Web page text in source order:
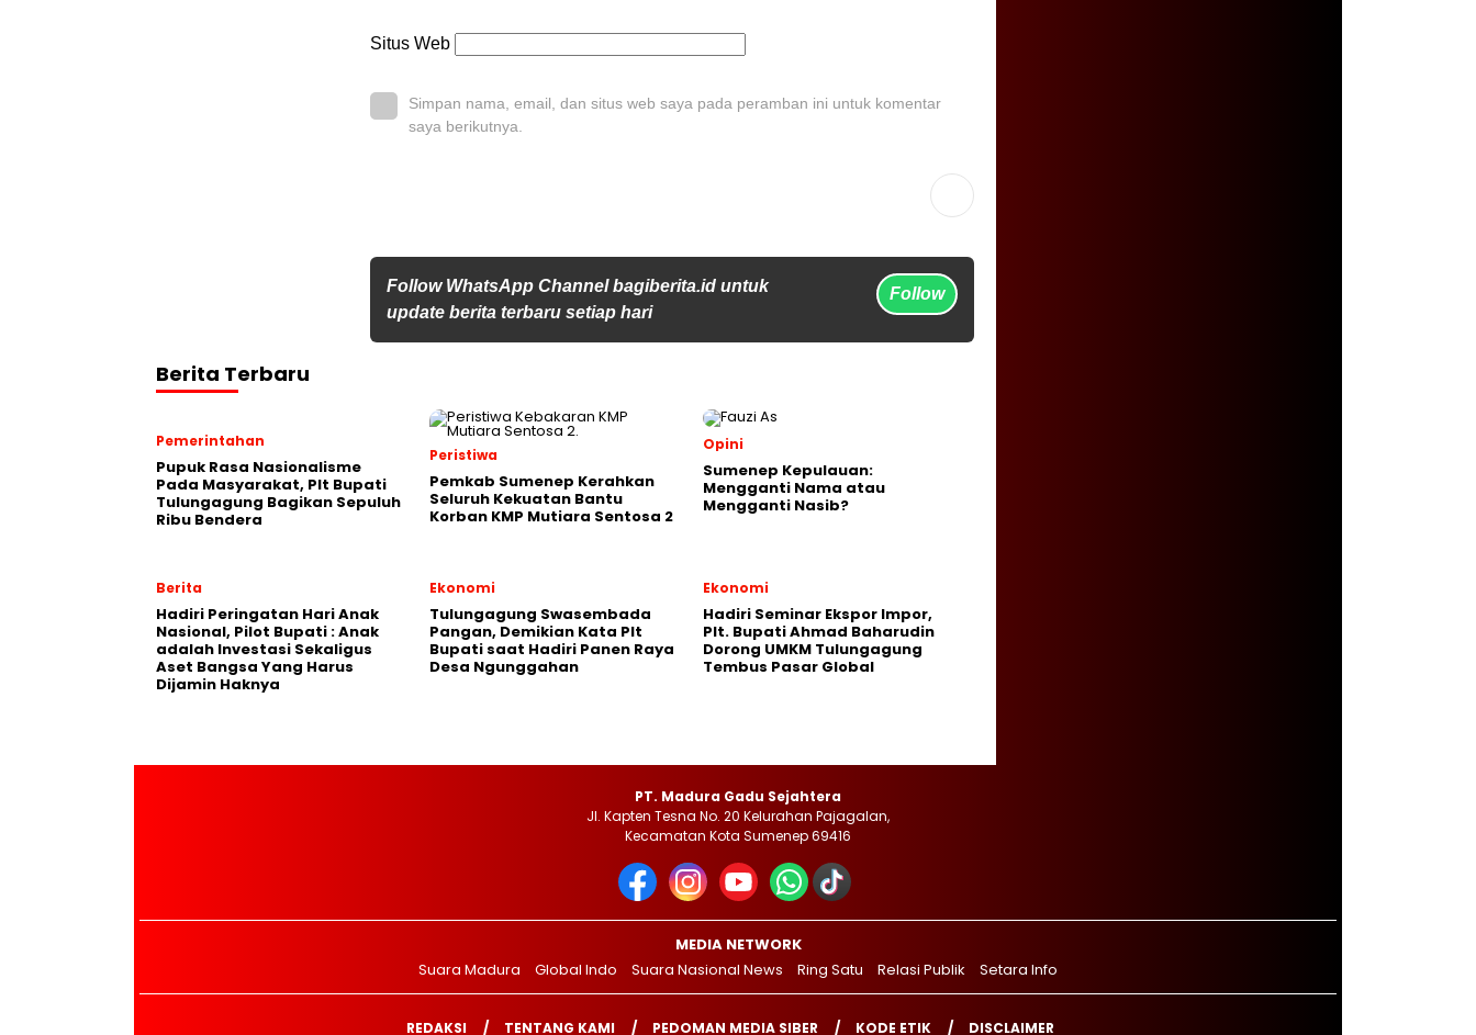
Situs Web
Simpan nama, email, dan situs web saya pada peramban ini untuk komentar
saya berikutnya.
Follow WhatsApp Channel bagiberita.id untuk
update berita terbaru setiap hari
Follow
Berita Terbaru
Pemerintahan
Pupuk Rasa Nasionalisme
Pada Masyarakat, Plt Bupati
Tulungagung Bagikan Sepuluh
Ribu Bendera
Peristiwa
Pemkab Sumenep Kerahkan
Seluruh Kekuatan Bantu
Korban KMP Mutiara Sentosa 2
Opini
Sumenep Kepulauan:
Mengganti Nama atau
Mengganti Nasib?
Berita
Hadiri Peringatan Hari Anak
Nasional, Pilot Bupati : Anak
adalah Investasi Sekaligus
Aset Bangsa Yang Harus
Dijamin Haknya
Ekonomi
Tulungagung Swasembada
Pangan, Demikian Kata Plt
Bupati saat Hadiri Panen Raya
Desa Ngunggahan
Ekonomi
Hadiri Seminar Ekspor Impor,
Plt. Bupati Ahmad Baharudin
Dorong UMKM Tulungagung
Tembus Pasar Global
PT. Madura Gadu Sejahtera
Jl. Kapten Tesna No. 20 Kelurahan Pajagalan,
Kecamatan Kota Sumenep 69416
MEDIA NETWORK
Suara Madura
Global Indo Suara Nasional News Ring Satu Relasi Publik Setara Info
REDAKSI TENTANG KAMI PEDOMAN MEDIA SIBER KODE ETIK DISCLAIMER